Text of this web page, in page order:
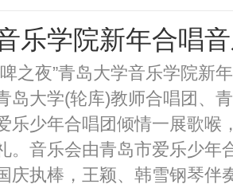
乐学院新年合唱
夜”青岛大学音乐学院新
岛大学(轮库)教师合唱团、
乐少年合唱团倾情一展歌喉
。音乐会由青岛市爱乐少年
庆执棒，王颖、韩雪钢琴